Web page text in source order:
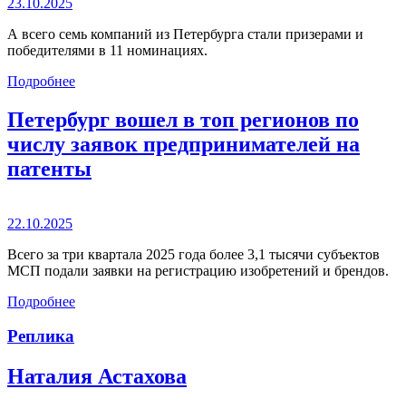
А всего семь компаний из Петербурга стали призерами и
победителями в 11 номинациях.
Подробнее
Петербург вошел в топ регионов по
числу заявок предпринимателей на
патенты
22.10.2025
Всего за три квартала 2025 года более 3,1 тысячи субъектов
МСП подали заявки на регистрацию изобретений и брендов.
Подробнее
Реплика
Наталия Астахова